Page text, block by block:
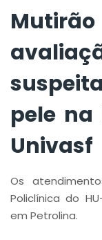
pele na
Univasf
Os
Policlínica do
em Petrolina.